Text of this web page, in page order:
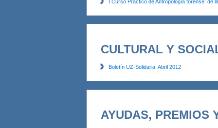
I Curso Práctico de Antropología forense: de
CULTURAL Y
Boletín UZ-Solidaria. Abril 2012
AYUDAS, PREMIOS